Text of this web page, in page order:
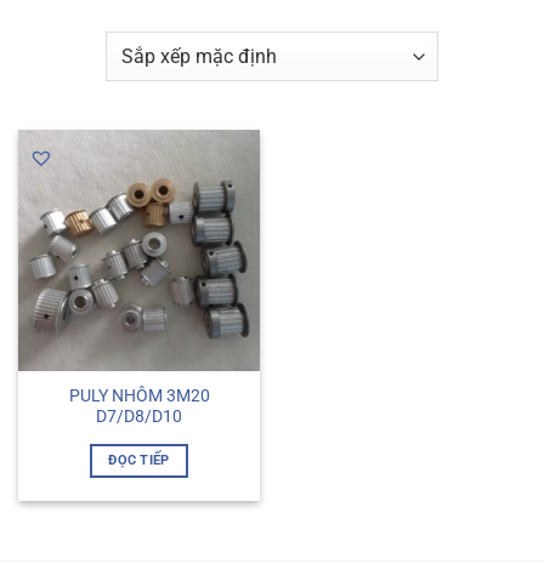
PULY NHÔM 3M20
D7/D8/D10
ĐỌC TIẾP